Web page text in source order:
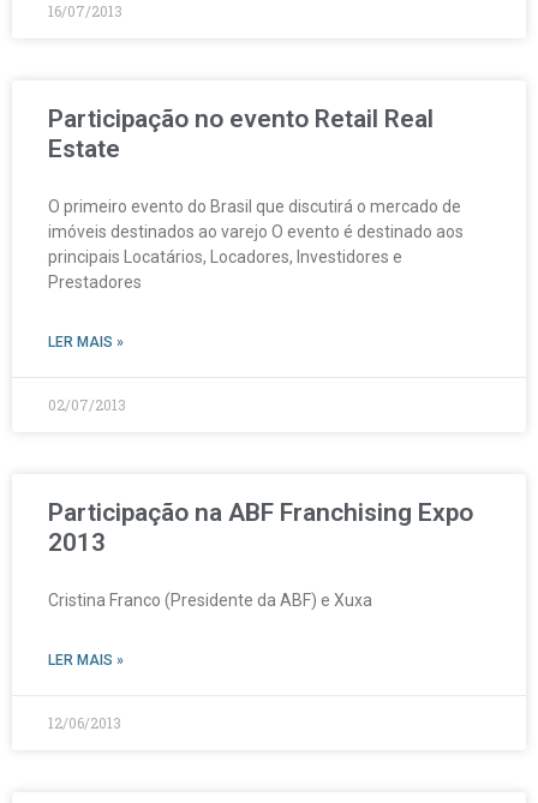
16/07/2013
Participação no evento Retail Real
Estate
O primeiro evento do Brasil que discutirá o mercado de
imóveis destinados ao varejo O evento é destinado aos
principais Locatários, Locadores, Investidores e
Prestadores
LER MAIS »
02/07/2013
Participação na ABF Franchising Expo
2013
Cristina Franco (Presidente da ABF) e Xuxa
LER MAIS »
12/06/2013